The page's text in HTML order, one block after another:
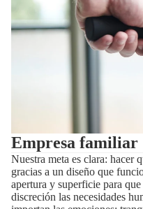
Empresa familiar
Nuestra meta es clara: hacer
gracias a un diseño que
apertura y superficie para
discreción las necesidades